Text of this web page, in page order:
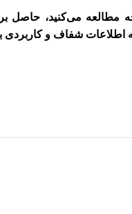
مطالعه می‌کنید،
اطلاعات شفاف و